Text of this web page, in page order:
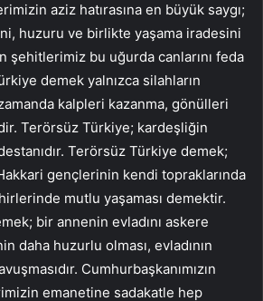
aziz hatırasına en büyük saygı;
huzuru ve birlikte yaşama iradesini
şehitlerimiz bu uğurda canlarını feda
demek yalnızca silahların
kalpleri kazanma, gönülleri
Terörsüz Türkiye; kardeşliğin
Terörsüz Türkiye demek;
gençlerinin kendi topraklarında
mutlu yaşaması demektir.
bir annenin evladını askere
daha huzurlu olması, evladının
Cumhurbaşkanımızın
emanetine sadakatle hep